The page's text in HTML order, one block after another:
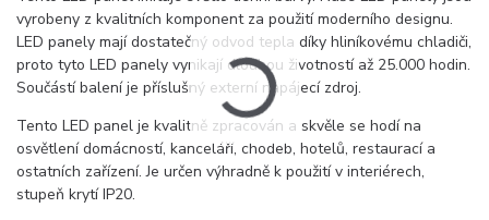
vyrobeny z kvalitních komponent za použití moderního designu.
LED panely mají dostatečný odvod tepla díky hliníkovému chladiči,
proto tyto LED panely vynikají dlouhou životností až 25.000 hodin.
Součástí balení je příslušný externí napájecí zdroj.
Tento LED panel je kvalitně zpracován a skvěle se hodí na
osvětlení domácností, kanceláří, chodeb, hotelů, restaurací a
ostatních zařízení. Je určen výhradně k použití v interiérech,
stupeň krytí IP20.